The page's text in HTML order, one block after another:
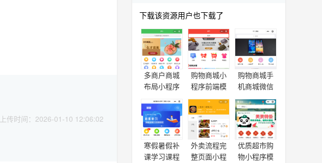
上传时间：2026-01-10 12:06:02
下载该资源用户也下载了
多商户商城
布局小程序
载
购物商城小
程序前端模
板源码
购物商城手
机商城微信
小程序模板
寒假暑假补
课学习课程
外卖流程完
整页面小程
优质超市购
物小程序模